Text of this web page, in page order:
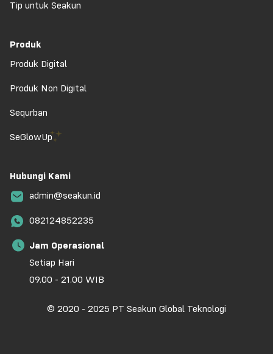
Tip untuk Seakun
Produk
Produk Digital
Produk Non Digital
Sequrban
SeGlowUp
Hubungi Kami
admin@seakun.id
082124852235
Jam Operasional
Setiap Hari
09.00 - 21.00 WIB
© 2020 - 2025 PT Seakun Global Teknologi